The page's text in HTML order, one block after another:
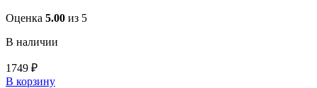
Оценка 5.00 из 5
В наличии
1749 ₽
В корзину